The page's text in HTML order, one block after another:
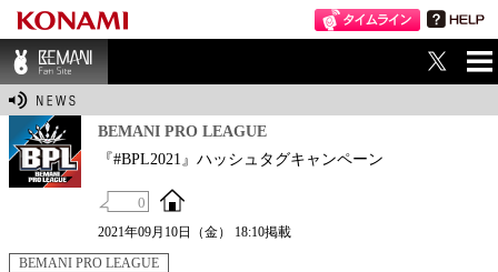
BEMANI Fan Sit
BEMANI PRO LEAGUE
『#BPL2021』ハッシュタグキャンペーン
0
2021年09月10日（金） 18:10掲載
BEMANI PRO LEAGUE